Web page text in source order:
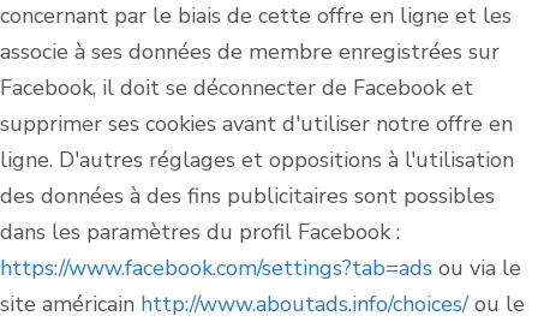
concernant par le biais de cette offre en ligne et les
associe à ses données de membre enregistrées sur
Facebook, il doit se déconnecter de Facebook et
supprimer ses cookies avant d'utiliser notre offre en
ligne. D'autres réglages et oppositions à l'utilisation
des données à des fins publicitaires sont possibles
dans les paramètres du profil Facebook :
https://www.facebook.com/settings?tab=ads ou via le
site américain http://www.aboutads.info/choices/ou le